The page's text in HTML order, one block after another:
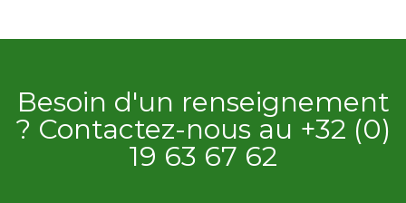
Besoin d'un renseignement
? Contactez-nous au +32 (0)
19 63 67 62